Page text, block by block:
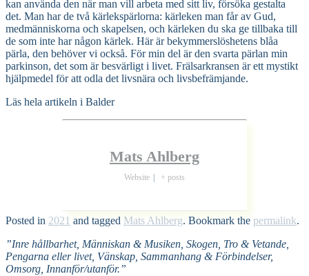
kan använda den när man vill arbeta med sitt liv, försöka gestalta
det. Man har de två kärlekspärlorna: kärleken man får av Gud,
medmänniskorna och skapelsen, och kärleken du ska ge tillbaka till
de som inte har någon kärlek. Här är bekymmerslöshetens blåa
pärla, den behöver vi också. För min del är den svarta pärlan min
parkinson, det som är besvärligt i livet. Frälsarkransen är ett mystikt
hjälpmedel för att odla det livsnära och livsbefrämjande.
Läs hela artikeln i Balder
Mats Ahlberg
Website + posts
Posted in 2021 and tagged Mats Ahlberg. Bookmark the permalink.
”Inre hållbarhet, Människan & Musiken, Skogen, Tro & Vetande,
Pengarna eller livet, Vänskap, Sammanhang & Förbindelser,
Omsorg, Innanför/utanför.”